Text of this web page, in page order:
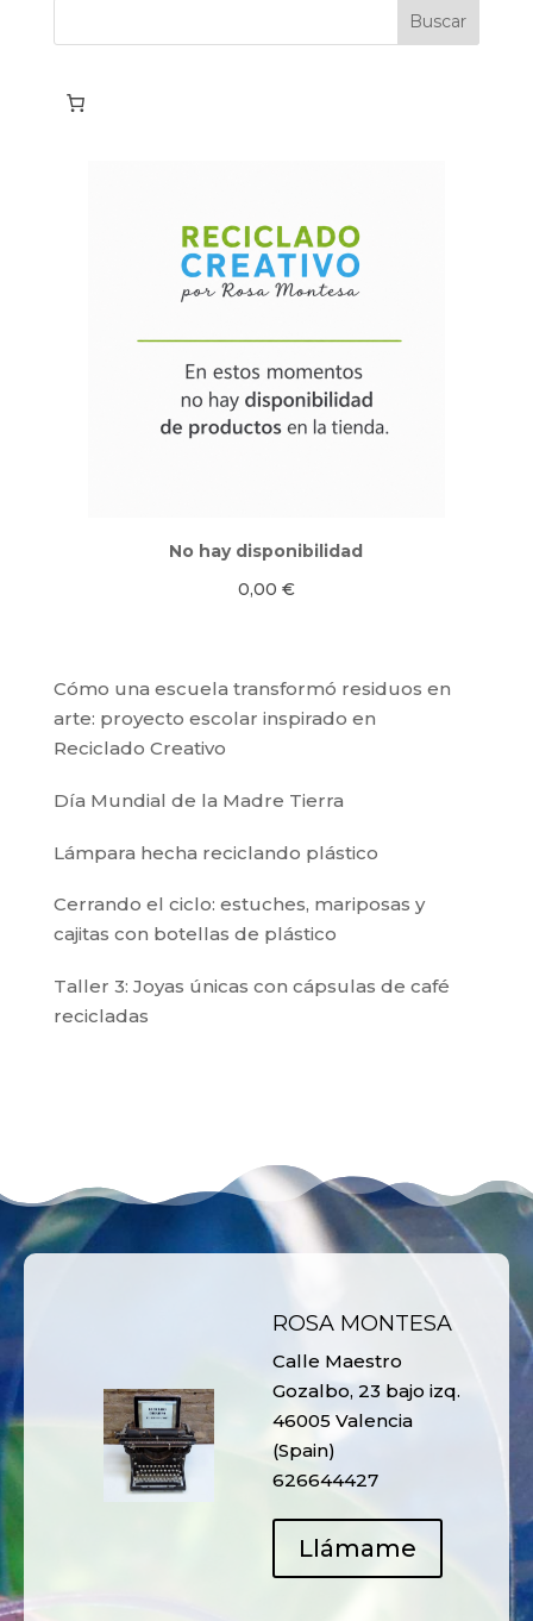
No hay disponibilidad
0,00 €
Cómo una escuela transformó residuos en
arte: proyecto escolar inspirado en
Reciclado Creativo
Día Mundial de la Madre Tierra
Lámpara hecha reciclando plástico
Cerrando el ciclo: estuches, mariposas y
cajitas con botellas de plástico
Taller 3: Joyas únicas con cápsulas de café
recicladas
ROSA MONTESA
Calle Maestro
Gozalbo, 23 bajo izq.
46005 Valencia
(Spain)
626644427
Llámame